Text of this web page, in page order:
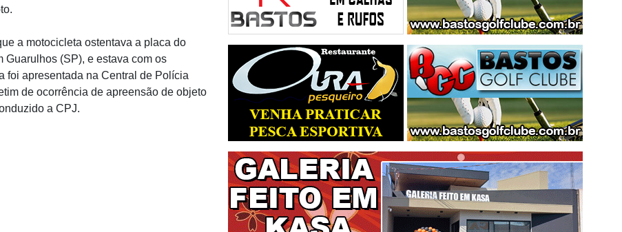
a motocicleta ostentava a placa do
(SP), e estava com os
foi apresentada na Central de Polícia
de ocorrência de apreensão de objeto
a CPJ.